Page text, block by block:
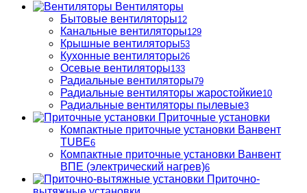
Вентиляторы
Бытовые вентиляторы12
Канальные вентиляторы129
Крышные вентиляторы53
Кухонные вентиляторы26
Осевые вентиляторы133
Радиальные вентиляторы79
Радиальные вентиляторы жаростойкие10
Радиальные вентиляторы пылевые3
Приточные установки
Компактные приточные установки Ванвент
TUBE6
Компактные приточные установки Ванвент
ВПЕ (электрический нагрев)6
Приточно-